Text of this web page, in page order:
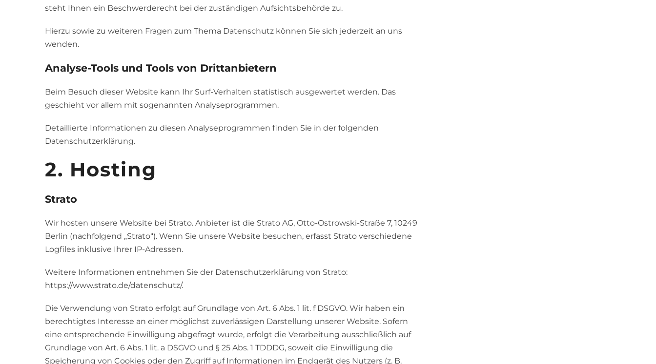
steht Ihnen ein Beschwerderecht bei der zuständigen Aufsichtsbehörde zu.
Hierzu sowie zu weiteren Fragen zum Thema Datenschutz können Sie sich jederzeit an uns
wenden.
Analyse-Tools und Tools von Dritt­anbietern
Beim Besuch dieser Website kann Ihr Surf-Verhalten statistisch ausgewertet werden. Das
geschieht vor allem mit sogenannten Analyseprogrammen.
Detaillierte Informationen zu diesen Analyseprogrammen finden Sie in der folgenden
Datenschutzerklärung.
2. Hosting
Strato
Wir hosten unsere Website bei Strato. Anbieter ist die Strato AG, Otto-Ostrowski-Straße 7, 10249
Berlin (nachfolgend „Strato“). Wenn Sie unsere Website besuchen, erfasst Strato verschiedene
Logfiles inklusive Ihrer IP-Adressen.
Weitere Informationen entnehmen Sie der Datenschutzerklärung von Strato:
https://www.strato.de/datenschutz/.
Die Verwendung von Strato erfolgt auf Grundlage von Art. 6 Abs. 1 lit. f DSGVO. Wir haben ein
berechtigtes Interesse an einer möglichst zuverlässigen Darstellung unserer Website. Sofern
eine entsprechende Einwilligung abgefragt wurde, erfolgt die Verarbeitung ausschließlich auf
Grundlage von Art. 6 Abs. 1 lit. a DSGVO und § 25 Abs. 1 TDDDG, soweit die Einwilligung die
Speicherung von Cookies oder den Zugriff auf Informationen im Endgerät des Nutzers (z. B.
Liebe Kundinnen und Kunden,
Wir haben unser Hörakustik-Fachgeschäft an das Unternehmen
Deutschland GmbHübertragen. Dafür stehen Ihnen nun noch mehr Services und
Vorteile zur Verfügung.